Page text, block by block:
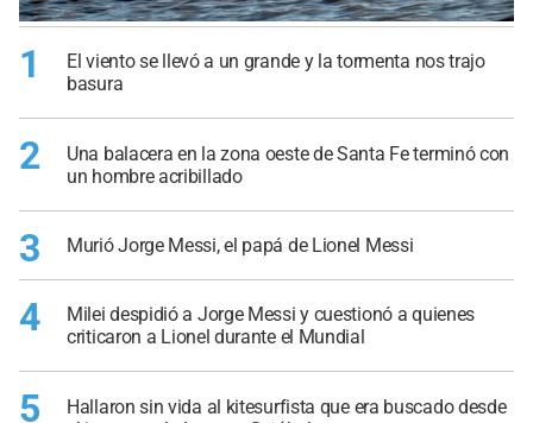
1
El viento se llevó a un grande y la tormenta nos trajo
basura
2
Una balacera en la zona oeste de Santa Fe terminó con
un hombre acribillado
3 Murió Jorge Messi, el papá de Lionel Messi
4
Milei despidió a Jorge Messi y cuestionó a quienes
criticaron a Lionel durante el Mundial
5
Hallaron sin vida al kitesurfista que era buscado desde